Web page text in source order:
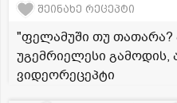
შეინახე რეცეპტი
"ფელამუში თუ თათარა?
უგემრიელესი
ვიდეორეცეპტი